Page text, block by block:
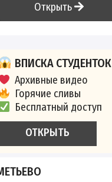
Открыть
ВПИСКА СТУДЕНТОК
Архивные видео
Горячие сливы
Бесплатный доступ
ОТКРЫТЬ